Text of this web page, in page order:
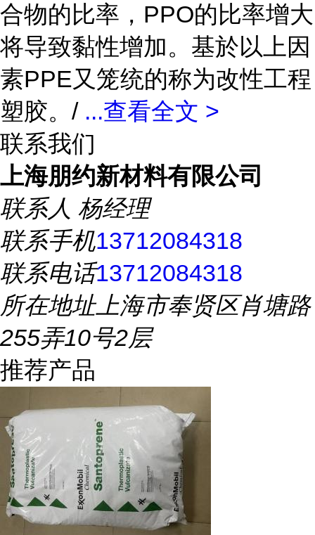
合物的比率，PPO的比率增大
将导致黏性增加。基於以上因
素PPE又笼统的称为改性工程
塑胶。/ ...查看全文 >
联系我们
上海朋约新材料有限公司
联系人 杨经理
联系手机13712084318
联系电话13712084318
所在地址上海市奉贤区肖塘路
255弄10号2层
推荐产品